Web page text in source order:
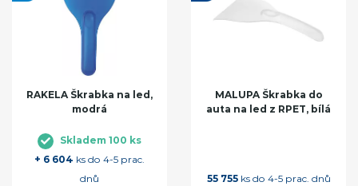
RAKELA Škrabka na led,
modrá
Skladem 100 ks
+ 6 604 ks do 4-5 prac.
dnů
MALUPA Škrabka do
auta na led z RPET, bílá
55 755ks do 4-5 prac. dnů